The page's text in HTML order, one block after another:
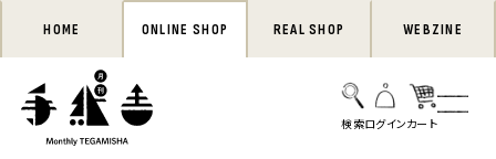
HOME ONLINE SHOP REAL SHOP WEBZINE